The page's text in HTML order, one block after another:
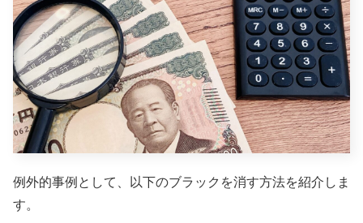
例外的事例として、以下のブラックを消す方法を紹介しま
す。